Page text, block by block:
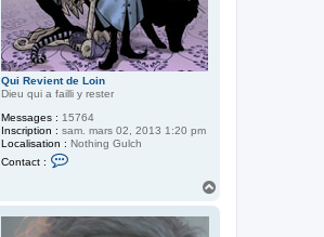
Qui Revient de Loin
Dieu qui a failli y rester
Messages : 15764
Inscription : sam. mars 02, 2013 1:20 pm
Localisation : Nothing Gulch
Contact :
a
c
t